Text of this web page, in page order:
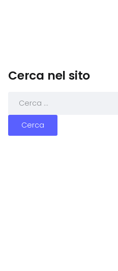
Cerca nel sito